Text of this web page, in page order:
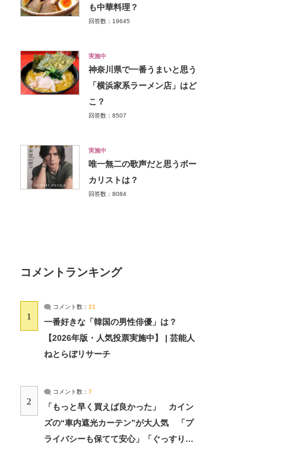
も中華料理？
回答数：19645
実施中
神奈川県で一番うまいと思う
「横浜家系ラーメン店」はど
こ？
回答数：8507
実施中
唯一無二の歌声だと思うボー
カリストは？
回答数：8084
コメントランキング
1
コメント数： 21
一番好きな「韓国の男性俳優」は？
【2026年版・人気投票実施中】 | 芸能人
ねとらぼリサーチ
2
コメント数： 7
「もっと早く買えば良かった」 カイン
ズの“車内遮光カーテン”が大人気 「プ
ライバシーも保てて安心」「ぐっすり眠